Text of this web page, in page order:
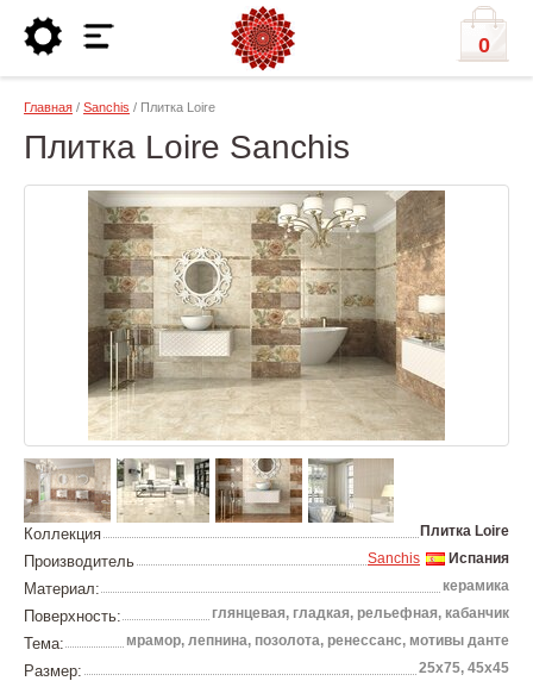
0
Главная / Sanchis / Плитка Loire
Плитка Loire Sanchis
Коллекция Плитка Loire
Производитель Испания
Sanchis
Материал: керамика
Поверхность: глянцевая, гладкая, рельефная, кабанчик
Тема: мрамор, лепнина, позолота, ренессанс, мотивы данте
Размер: 25х75, 45х45